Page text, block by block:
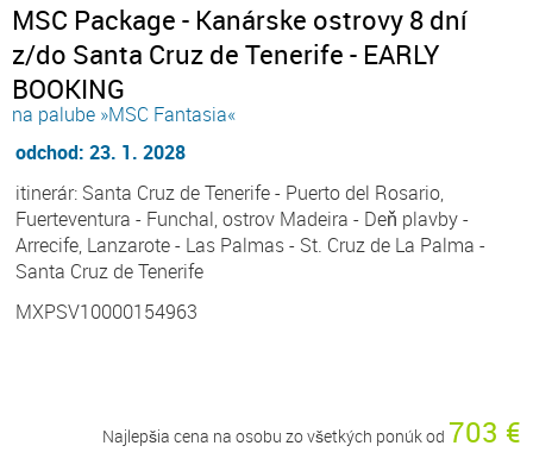
MSC Package - Kanárske ostrovy 8 dní
z/do Santa Cruz de Tenerife - EARLY
BOOKING
na palube »MSC Fantasia«
odchod: 23. 1. 2028
itinerár: Santa Cruz de Tenerife - Puerto del Rosario,
Fuerteventura - Funchal, ostrov Madeira - Deň plavby -
Arrecife, Lanzarote - Las Palmas - St. Cruz de La Palma -
Santa Cruz de Tenerife
MXPSV10000154963
Najlepšia cena na osobu zo všetkých ponúk od 703 €